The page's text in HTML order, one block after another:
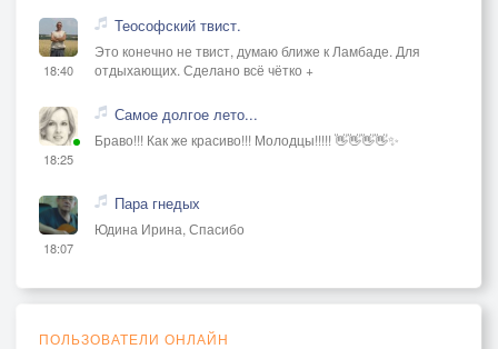
18:40
Теософский твист.
Это конечно не твист, думаю ближе к Ламбаде. Для
отдыхающих. Сделано всё чётко +
18:25
Самое долгое лето...
Браво!!! Как же красиво!!! Молодцы!!!!! 👋👋👋👋✨
18:07
Пара гнедых
Юдина Ирина, Спасибо
ПОЛЬЗОВАТЕЛИ ОНЛАЙН